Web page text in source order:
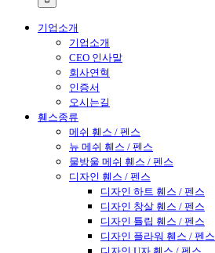
기업소개
기업소개
CEO 인사말
회사연혁
인증서
오시는길
휀스종류
메쉬 휀스 / 펜스
뉴 메쉬 휀스 / 펜스
물방울 메쉬 휀스 / 펜스
디자인 휀스 / 펜스
디자인 하트 휀스 / 펜스
디자인 창살 휀스 / 펜스
디자인 튤립 휀스 / 펜스
디자인 플라워 휀스 / 펜스